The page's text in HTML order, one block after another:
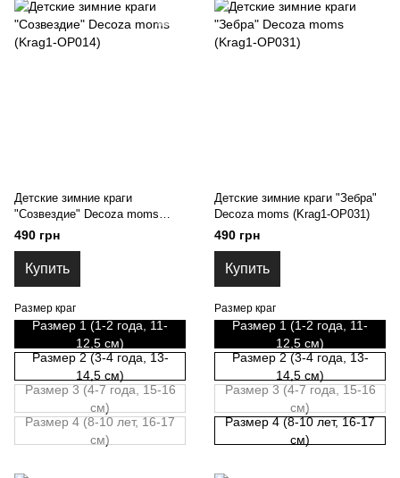
Детские зимние краги
"Созвездие" Decoza moms
(Krag1-OP014)
490 грн
Купить
Размер краг
Размер 1 (1-2 года, 11-
12,5 см)
Размер 2 (3-4 года, 13-
14,5 см)
Размер 3 (4-7 года, 15-16
см)
Размер 4 (8-10 лет, 16-17
см)
Детские зимние краги "Зебра"
Decoza moms (Krag1-OP031)
490 грн
Купить
Размер краг
Размер 1 (1-2 года, 11-
12,5 см)
Размер 2 (3-4 года, 13-
14,5 см)
Размер 3 (4-7 года, 15-16
см)
Размер 4 (8-10 лет, 16-17
см)